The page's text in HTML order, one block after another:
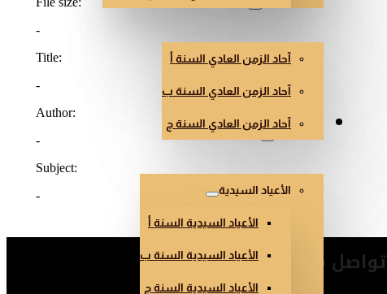
آحاد الزمن العادي السنة أ
آحاد الزمن العادي السنة ب
آحاد الزمن العادي السنة جأعياد أخرى
الأعياد السيدية
الأعياد السيدية السنة أ
الأعياد السيدية السنة ب
الأعياد السيدية السنة ج
تواصل معنا